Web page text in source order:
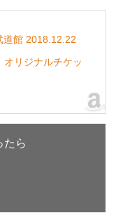
道館 2018.12.22
リジナルチケッ
たら